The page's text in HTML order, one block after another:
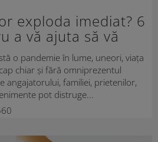
exploda imediat? 6
a vă ajuta să vă
o pandemie în lume, uneori, viața
chiar și fără omniprezentul
angajatorului, familiei, prietenilor,
pot distruge...